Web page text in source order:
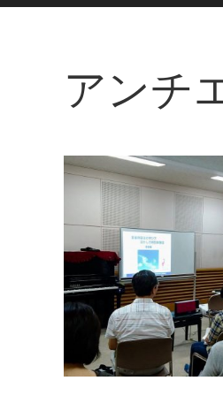
アンチ